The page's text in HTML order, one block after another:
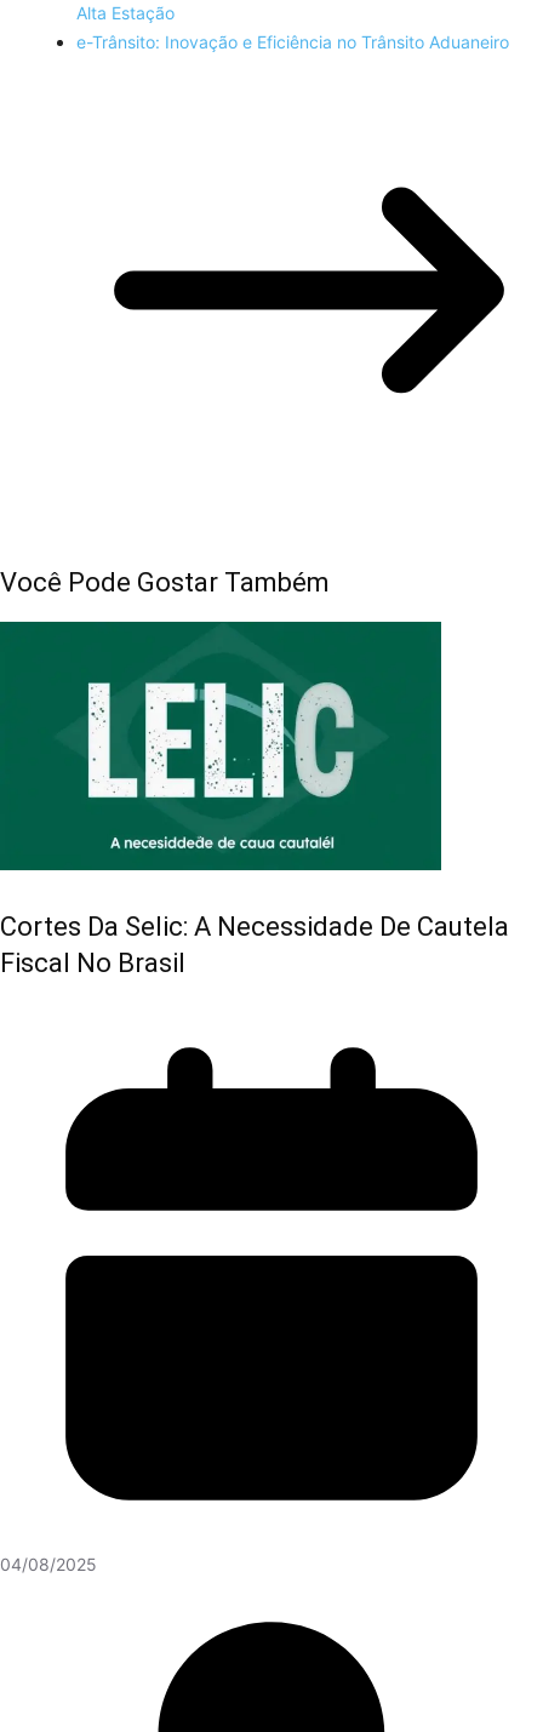
Alta Estação
e-Trânsito: Inovação e Eficiência no Trânsito Aduaneiro
Você Pode Gostar Também
Cortes Da Selic: A Necessidade De Cautela
Fiscal No Brasil
04/08/2025